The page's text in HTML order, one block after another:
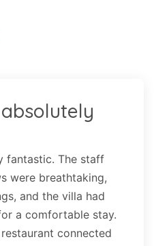
fantastic. The staff
were breathtaking,
and the villa had
a comfortable stay.
connected